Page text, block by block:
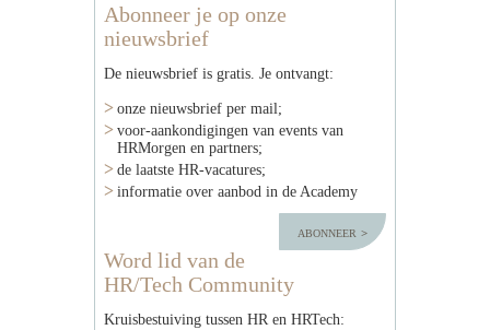
Abonneer je op onze
nieuwsbrief
De nieuwsbrief is gratis. Je ontvangt:
onze nieuwsbrief per mail;
voor-aankondigingen van events van
HRMorgen en partners;
de laatste HR-vacatures;
informatie over aanbod in de Academy
abonneer
Word lid van de
HR/Tech Community
Kruisbestuiving tussen HR en HRTech: